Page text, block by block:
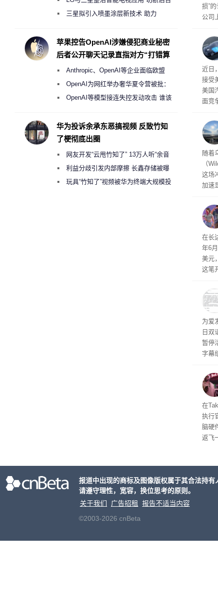
损”
公司
事
给
近日
接受
美国
面竞
性。
经
随着
（
这场
加速
物
毁，
评
米，
上。
依
在长
年6
美元
这笔
称
器、
事
行官
容体
为爱
日双
暂停
字幕
流
在
执行
脑硬
返飞
偷偷共享带宽的违规行为
三星拟引入喷墨涂层新技术 助力
度
苹果控告OpenAI涉嫌侵犯商业秘密
后者公开聊天记录直指对方“打错算
Anthropic、OpenAI等企业面临欧盟
《人工智能法案》全新执法权限审查
OpenAI为网红举办奢华夏令营被批：
2000美元一晚 遭讽“反乌托邦”
OpenAI等模型接连失控发动攻击 谁该
华为投诉余承东恶搞视频 反致竹知
了梗彻底出圈
网友开发“云甩竹知了” 13万人听“余音
绕梁”利益分歧引发内部摩擦 长鑫存储被曝
曾将华为驻场工程师驱逐出研发基地
玩具“竹知了”视频被华为终端大规模投
报道中出现的商标及图像版权属于其合法持
请遵守理性，宽容，换位思考的原则。
关于我们
广告招租
报告不适当内容
©2003-2026 cnBeta